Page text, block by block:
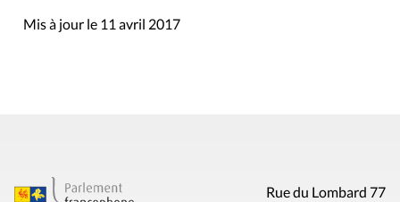
Mis à jour le 11 avril 2017
Rue du Lombard 77